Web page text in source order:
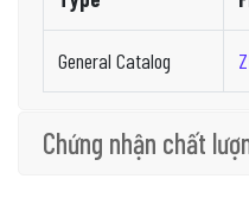
General Catalog
Chứng nhận chất